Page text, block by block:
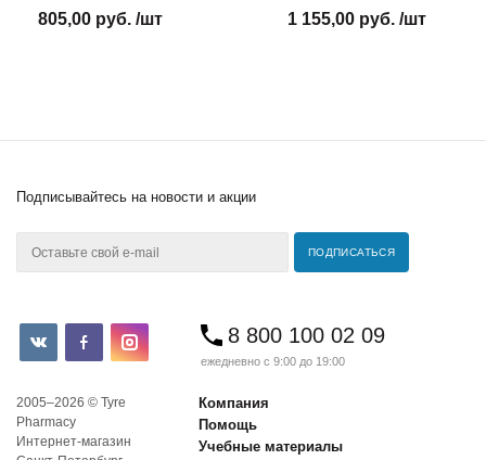
805,00 руб. /шт 1 155,00 руб. /шт
Подписывайтесь на новости и акции
8 800 100 02 09
ежедневно с 9:00 до 19:00
2005–2026 © Tyre
Pharmacy
Интернет-магазин
Компания
Помощь
Учебные материалы